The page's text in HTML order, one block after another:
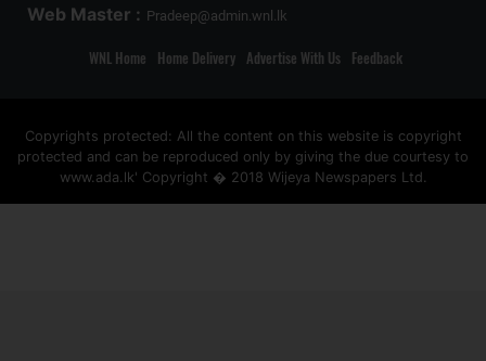
Web Master : Pradeep@admin.wnl.lk
WNL Home Home Delivery Advertise With Us Feedback
Copyrights protected: All the content on this website is copyright
protected and can be reproduced only by giving the due courtesy to
www.ada.lk' Copyright � 2018 Wijeya Newspapers Ltd.